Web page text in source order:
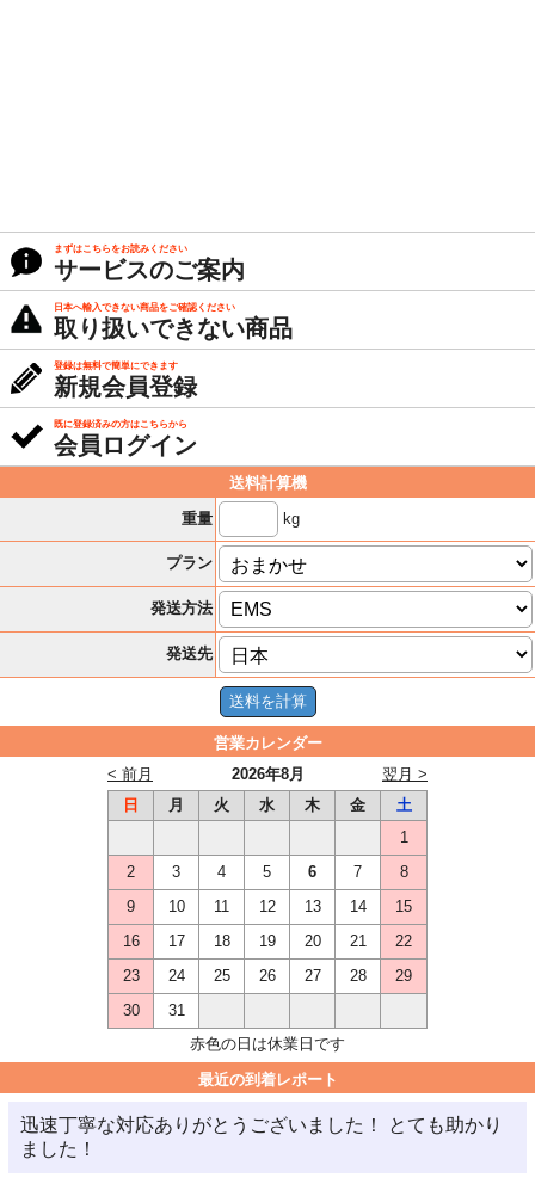
まずはこちらをお読みください
サービスのご案内
日本へ輸入できない商品をご確認ください
取り扱いできない商品
登録は無料で簡単にできます
新規会員登録
既に登録済みの方はこちらから
会員ログイン
送料計算機
重量
kg
プラン
発送方法
発送先
営業カレンダー
2026年8月
< 前月
翌月 >
日
月 火 水 木 金
土
1
2
3 4 5 6 7
8
9
10 11 12 13 14
15
16
17 18 19 20 21
22
23
24 25 26 27 28
29
30
31
赤色の日は休業日です
最近の到着レポート
迅速丁寧な対応ありがとうございました！ とても助かり
ました！